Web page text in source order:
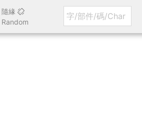
隨緣
Random